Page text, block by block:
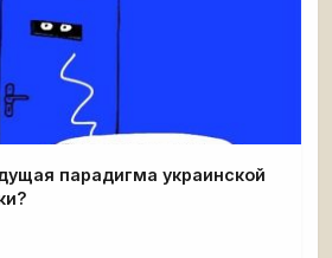
парадигма украинской